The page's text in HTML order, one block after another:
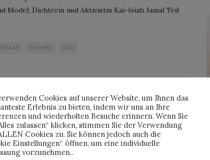
Model, Dichterin und Aktivistin Kai-Isiah Jamal Teil
SCHUHE UGG
Cookies auf unserer Website, um Ihnen das
Erlebnis zu bieten, indem wir uns an Ihre
und wiederholten Besuche erinnern. Wenn Sie
zulassen“ klicken, stimmen Sie der Verwendung
Cookies zu. Sie können jedoch auch die
Einstellungen“ öffnen, um eine individuelle
vorzunehmen..